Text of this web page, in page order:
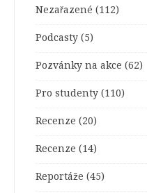
Nezařazené (112)
Podcasty (5)
Pozvánky na akce (62)
Pro studenty (110)
Recenze (20)
Recenze (14)
Reportáže (45)